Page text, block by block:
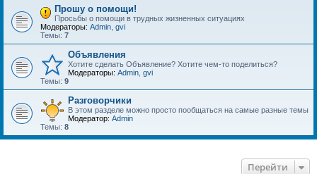
Прошу о помощи!
Просьбы о помощи в трудных жизненных ситуациях
Модераторы: Admin gvi
Темы: 7
Объявления
Хотите сделать Объявление? Хотите чем-то поделиться?
Модераторы: Admin gvi
Темы: 9
Разговорчики
В этом разделе можно просто пообщаться на самые разные темы
Модератор: Admin
Темы: 8
Перейти